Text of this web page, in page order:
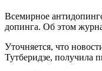
Всемирное
допинга. Об этом
Уточняется, что
Тутберидзе, получила